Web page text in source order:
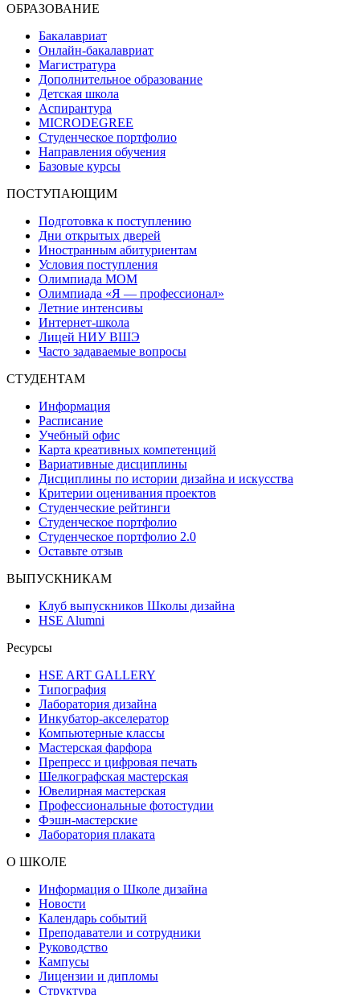
ОБРАЗОВАНИЕ
Бакалавриат
Онлайн-бакалавриат
Магистратура
Дополнительное образование
Детская школа
Аспирантура
MICRODEGREE
Студенческое портфолио
Направления обучения
Базовые курсы
ПОСТУПАЮЩИМ
Подготовка к поступлению
Дни открытых дверей
Иностранным абитуриентам
Условия поступления
Олимпиада МОМ
Олимпиада «Я — профессионал»
Летние интенсивы
Интернет-школа
Лицей НИУ ВШЭ
Часто задаваемые вопросы
СТУДЕНТАМ
Информация
Расписание
Учебный офис
Карта креативных компетенций
Вариативные дисциплины
Дисциплины по истории дизайна и искусства
Критерии оценивания проектов
Студенческие рейтинги
Студенческое портфолио
Студенческое портфолио 2.0
Оставьте отзыв
ВЫПУСКНИКАМ
Клуб выпускников Школы дизайна
HSE Alumni
Ресурсы
HSE ART GALLERY
Типография
Лаборатория дизайна
Инкубатор-акселератор
Компьютерные классы
Мастерская фарфора
Препресс и цифровая печать
Шелкографская мастерская
Ювелирная мастерская
Профессиональные фотостудии
Фэшн-мастерские
Лаборатория плаката
О ШКОЛЕ
Информация о Школе дизайна
Новости
Календарь событий
Преподаватели и сотрудники
Руководство
Кампусы
Лицензии и дипломы
Структура